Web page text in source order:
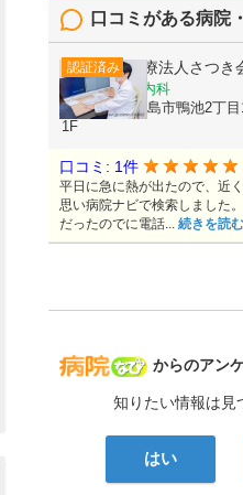
病院なび
からのアン
知りたい情報は見
はい
口コミがある病院
認証済み 医療法人さつき
内科, 循環器内科
鹿児島県鹿児島市鴨池2丁
1F
口コミ: 1件
平日に急に熱が出たので、近
思い病院ナビで検索しました
だったのでに電話... 続きを読む